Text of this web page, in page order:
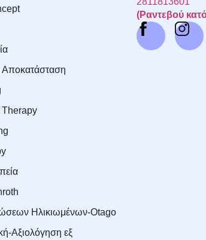
Αποκατάσταση
Ηλικιωμένων-Otago
Αξιολόγηση εξ
(Ραντεβού